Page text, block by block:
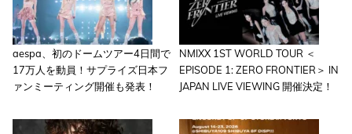
aespa、初のドームツアー4日間で
17万人を動員！サプライズ日本フ
ァンミーティング開催も発表！
NMIXX 1ST WORLD TOUR ＜
EPISODE 1: ZERO FRONTIER＞ IN
JAPAN LIVE VIEWING 開催決定！